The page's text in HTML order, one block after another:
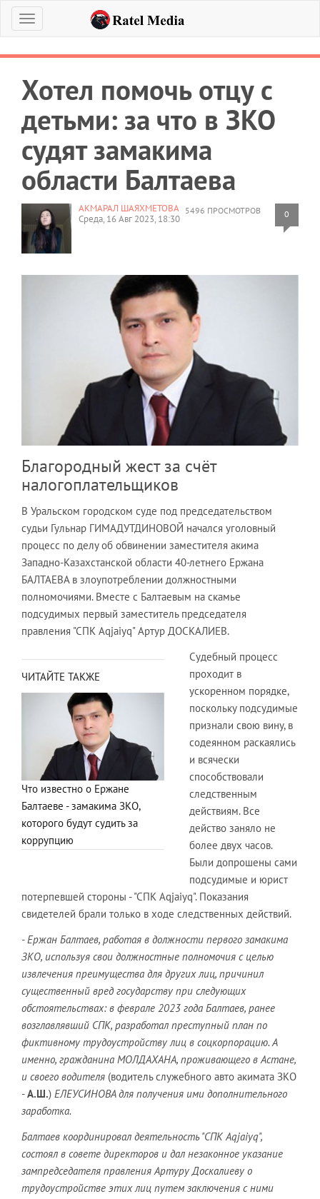
Меню
Хотел помочь отцу с
детьми: за что в ЗКО
судят замакима
области Балтаева
5496 ПРОСМОТРОВ 0
АКМАРАЛ ШАЯХМЕТОВА
Среда, 16 Авг 2023, 18:30
Благородный жест за счёт
налогоплательщиков
В Уральском городском суде под председательством
судьи Гульнар ГИМАДУТДИНОВОЙ начался уголовный
процесс по делу об обвинении заместителя акима
Западно-Казахстанской области 40-летнего Ержана
БАЛТАЕВА в злоупотреблении должностными
полномочиями. Вместе с Балтаевым на скамье
подсудимых первый заместитель председателя
правления "СПК Aqjaiyq" Артур ДОСКАЛИЕВ.
ЧИТАЙТЕ ТАКЖЕ
Что известно о Ержане
Балтаеве - замакима ЗКО,
которого будут судить за
коррупцию
Судебный процесс
проходит в
ускоренном порядке,
поскольку подсудимые
признали свою вину, в
содеянном раскаялись
и всячески
способствовали
следственным
действиям. Все
действо заняло не
более двух часов.
Были допрошены сами
подсудимые и юрист
потерпевшей стороны - "СПК Aqjaiyq". Показания
свидетелей брали только в ходе следственных действий.
- Ержан Балтаев, работая в должности первого замакима
ЗКО, используя свои должностные полномочия с целью
извлечения преимущества для других лиц, причинил
существенный вред государству при следующих
обстоятельствах: в феврале 2023 года Балтаев, ранее
возглавлявший СПК, разработал преступный план по
фиктивному трудоустройству лиц в соцкорпорацию. А
именно, гражданина МОЛДАХАНА, проживающего в Астане,
и своего водителя (водитель служебного авто акимата ЗКО
-А.Ш.) ЕЛЕУСИНОВА для получения ими дополнительного
заработка.
Балтаев координировал деятельность "СПК Aqjaiyq",
состоял в совете директоров и дал незаконное указание
зампредседателя правления Артуру Доскалиеву о
трудоустройстве этих лиц путем заключения с ними